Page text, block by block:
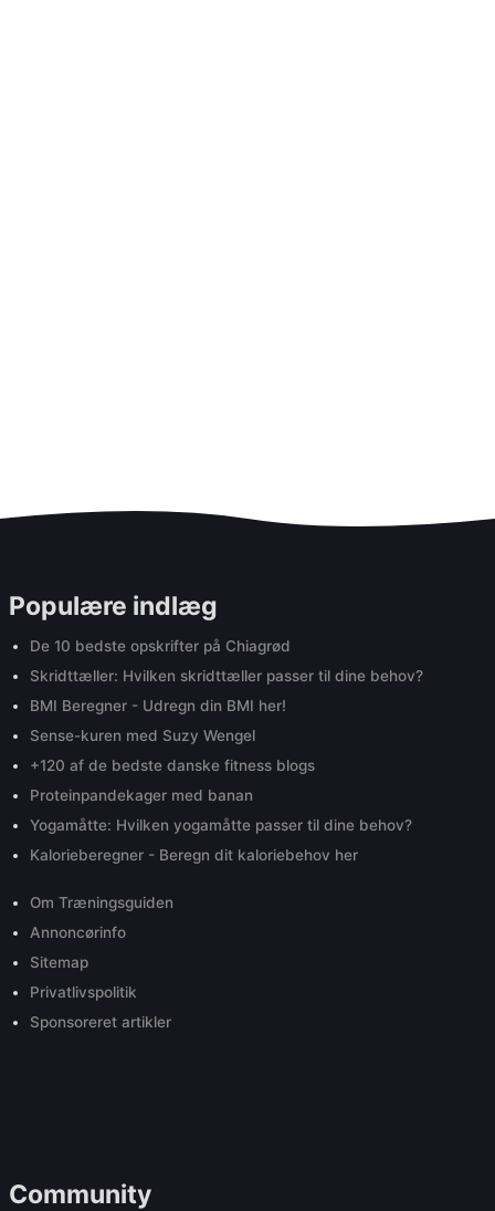
Populære indlæg
De 10 bedste opskrifter på Chiagrød
Skridttæller: Hvilken skridttæller passer til dine behov?
BMI Beregner - Udregn din BMI her!
Sense-kuren med Suzy Wengel
+120 af de bedste danske fitness blogs
Proteinpandekager med banan
Yogamåtte: Hvilken yogamåtte passer til dine behov?
Kalorieberegner - Beregn dit kaloriebehov her
Om Træningsguiden
Annoncørinfo
Sitemap
Privatlivspolitik
Sponsoreret artikler
Community